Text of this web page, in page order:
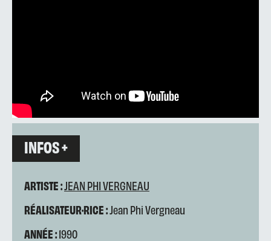
INFOS +
ARTISTE : JEAN PHI VERGNEAU
RÉALISATEUR·RICE :Jean Phi Vergneau
ANNÉE :1990